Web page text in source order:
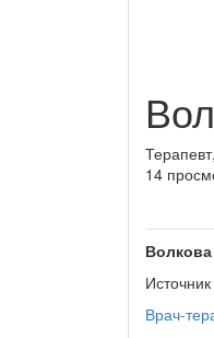
14
Врач-